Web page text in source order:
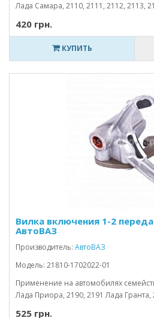
Лада Самара, 2110, 2111, 2112, 2113,
420 грн.
КУПИТЬ
Вилка включения 1-2
АвтоВАЗ
Производитель: АвтоВАЗ
Модель: 21810-1702022-01
Применение на автомобилях
Лада Приора, 2190, 2191 Лада Гранта,
525 грн.